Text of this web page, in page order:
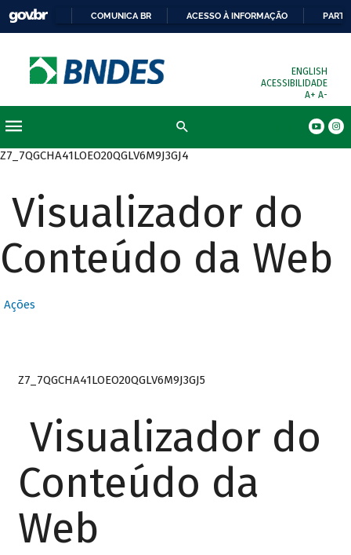
COMUNICA BR ACESSO À INFORMAÇÃO
ENGLISH
ACESSIBILIDADE
A+ A-
Z7_7QGCHA41LOEO20QGLV6M9J3GJ4
Visualizador do
Conteúdo da Web
Ações
Z7_7QGCHA41LOEO20QGLV6M9J3GJ5
Visualizador do
Conteúdo da
Web